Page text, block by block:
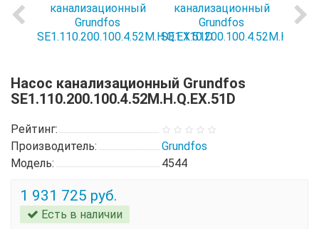
Насос канализационный Grundfos
SE1.110.200.100.4.52M.H.Q.EX.51D
Рейтинг:
Производитель:
Grundfos
Модель:
4544
1 931 725 руб.
Есть в наличии